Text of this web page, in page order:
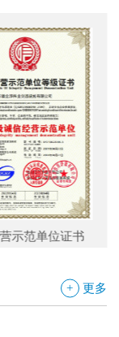
重合同守信用企业
+ 更多